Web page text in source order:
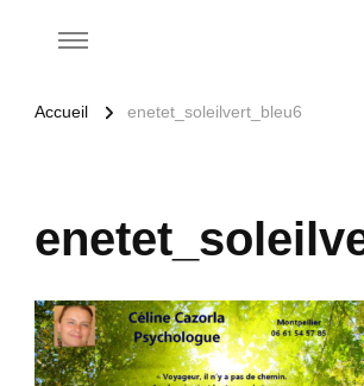
Accueil enetet_soleilvert_bleu6